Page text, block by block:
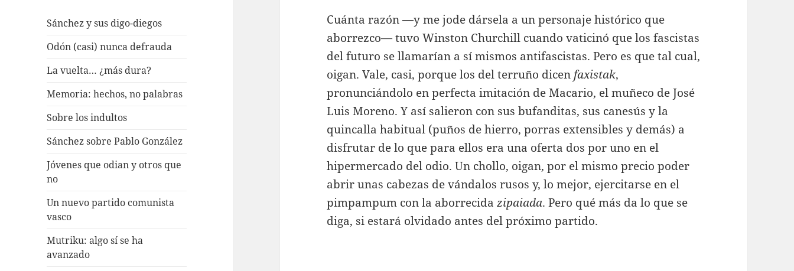
Sánchez y sus digo-diegos
Odón (casi) nunca defrauda
La vuelta… ¿más dura?
Memoria: hechos, no palabras
Sobre los indultos
Sánchez sobre Pablo González
Jóvenes que odian y otros que
no
Un nuevo partido comunista
vasco
Mutriku: algo sí se ha
avanzado
Cuánta razón —y me jode dársela a un personaje histórico que
aborrezco— tuvo Winston Churchill cuando vaticinó que los fascistas
del futuro se llamarían a sí mismos antifascistas. Pero es que tal cual,
oigan. Vale, casi, porque los del terruño dicen faxistak,
pronunciándolo en perfecta imitación de Macario, el muñeco de José
Luis Moreno. Y así salieron con sus bufanditas, sus canesús y la
quincalla habitual (puños de hierro, porras extensibles y demás) a
disfrutar de lo que para ellos era una oferta dos por uno en el
hipermercado del odio. Un chollo, oigan, por el mismo precio poder
abrir unas cabezas de vándalos rusos y, lo mejor, ejercitarse en el
pimpampum con la aborrecidazipaiada. Pero qué más da lo que se
diga, si estará olvidado antes del próximo partido.